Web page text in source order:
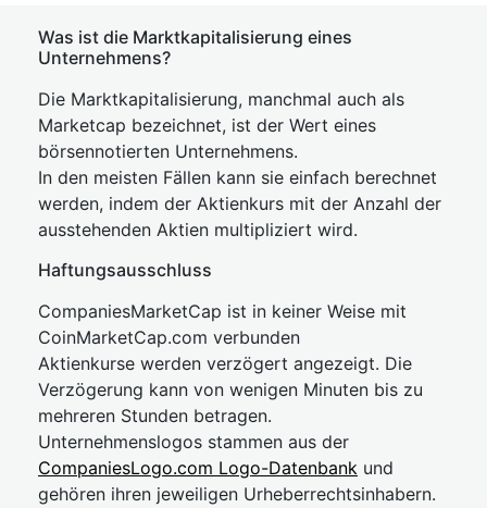
Was ist die Marktkapitalisierung eines
Unternehmens?
Die Marktkapitalisierung, manchmal auch als
Marketcap bezeichnet, ist der Wert eines
börsennotierten Unternehmens.
In den meisten Fällen kann sie einfach berechnet
werden, indem der Aktienkurs mit der Anzahl der
ausstehenden Aktien multipliziert wird.
Haftungsausschluss
CompaniesMarketCap ist in keiner Weise mit
CoinMarketCap.com verbunden
Aktienkurse werden verzögert angezeigt. Die
Verzögerung kann von wenigen Minuten bis zu
mehreren Stunden betragen.
Unternehmenslogos stammen aus der
CompaniesLogo.com Logo-Datenbank und
gehören ihren jeweiligen Urheberrechtsinhabern.